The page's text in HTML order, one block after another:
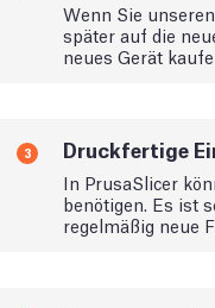
Wenn Sie
später auf die
neues Gerät
3 Druckfertige
In PrusaSlicer
benötigen. Es ist
regelmäßig neue